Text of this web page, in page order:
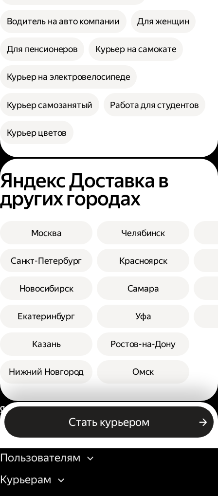
Водитель на авто компании Для женщин
Для пенсионеров Курьер на самокате
Курьер на электровелосипеде
Курьер самозанятый Работа для студентов
Курьер цветов
Яндекс Доставка в
других городах
Москва
Санкт-Петербург
Новосибирск
Екатеринбург
Казань
Нижний Новгород
Челябинск
Красноярск
Самара
Уфа
Ростов-на-Дону
Омск
Стать курьером
Россия
Бизнесу
Пользователям
Курьерам